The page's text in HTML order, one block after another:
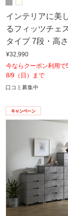
インテリアに美
るフィッツチェ
タイプ 7段・高
¥32,990
今ならクーポン利用で
8/9（日）まで
口コミ募集中